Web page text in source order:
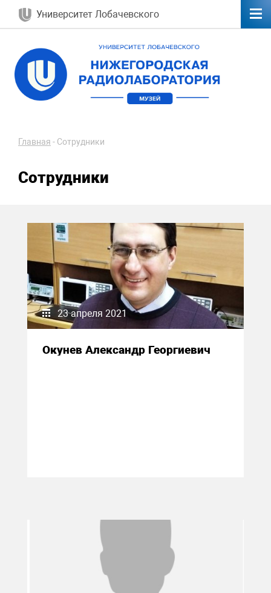
Университет Лобачевского
Главная - Сотрудники
Сотрудники
23 апреля 2021
Окунев Александр Георгиевич